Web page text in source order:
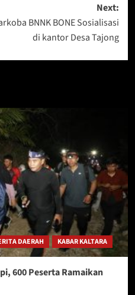
Next:
BNNK BONE Sosialisasi
di kantor Desa Tajong
DAERAH KABAR KALTARA
600 Peserta Ramaikan